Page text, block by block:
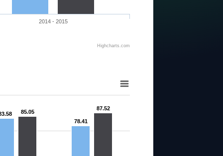
2014 - 2015
Highcharts.com
78.41
85.05
87.52